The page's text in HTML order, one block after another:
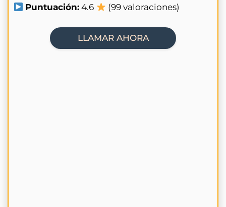
Puntuación: 4.6 (99 valoraciones)
LLAMAR AHORA